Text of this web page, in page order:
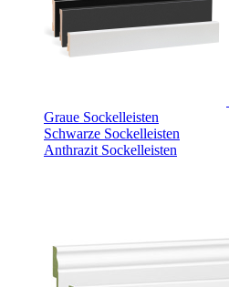
Graue Sockelleisten
Schwarze Sockelleisten
Anthrazit Sockelleisten